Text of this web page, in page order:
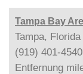
Tampa Bay
Tampa,
(919) 401-4540
Entfernung